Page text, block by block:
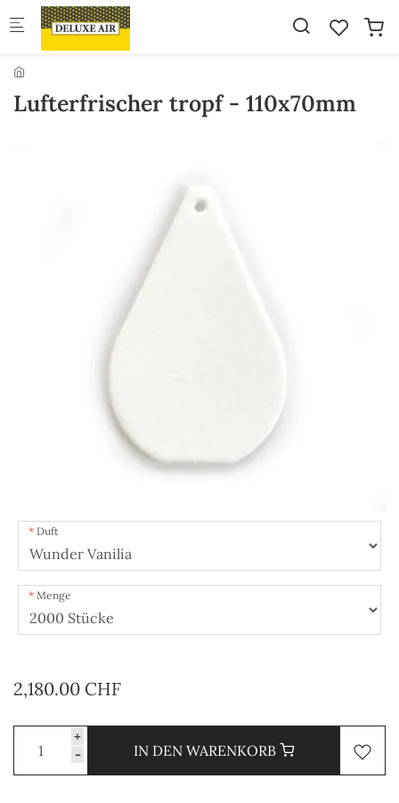
Skip to main content
Lufterfrischer tropf - 110x70mm
Duft
Menge
2,180.00 CHF
+
-
IN DEN WARENKORB